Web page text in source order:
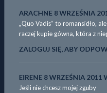
ARACHNE 8 WRZEŚNIA
„Quo Vadis” to romansidło,
raczej kupie gówna, która z
ZALOGUJ SIĘ, ABY
EIRENE 8 WRZEŚNIA 2011
Jeśli nie chcesz mojej zguby